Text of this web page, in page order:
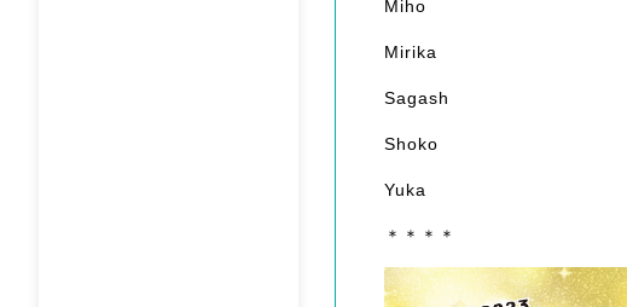
Miho
Mirika
Sagash
Shoko
Yuka
＊＊＊＊